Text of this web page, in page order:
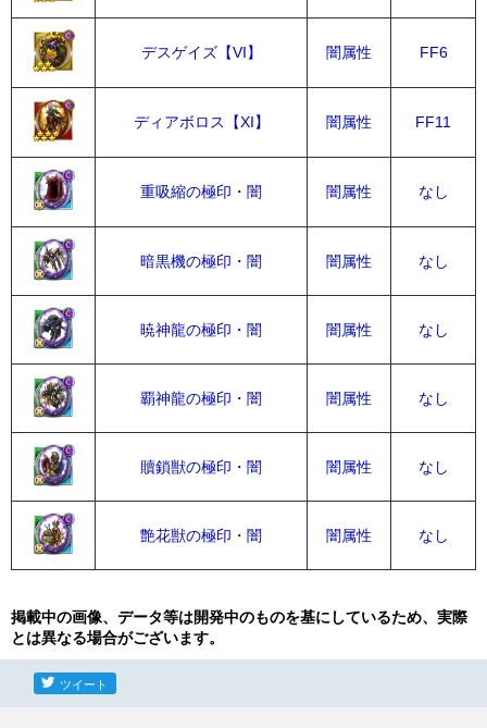
デスゲイズ【VI】 闇属性 FF6
ディアボロス【XI】 闇属性 FF11
重吸縮の極印・闇 闇属性 なし
暗黒機の極印・闇 闇属性 なし
暁神龍の極印・闇 闇属性 なし
覇神龍の極印・闇 闇属性 なし
贖鎖獣の極印・闇 闇属性 なし
艶花獣の極印・闇 闇属性 なし
掲載中の画像、データ等は開発中のものを基にしているため、実際
とは異なる場合がございます。
ツイート